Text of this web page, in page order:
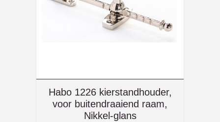
Habo 1226 kierstandhouder,
voor buitendraaiend raam,
Nikkel-glans